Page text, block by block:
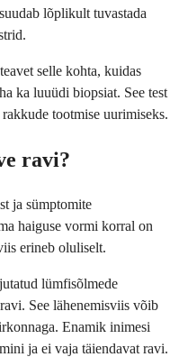
lõplikult tuvastada
selle kohta, kuidas
ka luuüdi biopsiat. See test
tootmise uurimiseks.
ravi?
ja sümptomite
haiguse vormi korral on
erineb oluliselt.
lümfisõlmede
See lähenemisviis võib
Enamik inimesi
ja ei vaja täiendavat ravi.